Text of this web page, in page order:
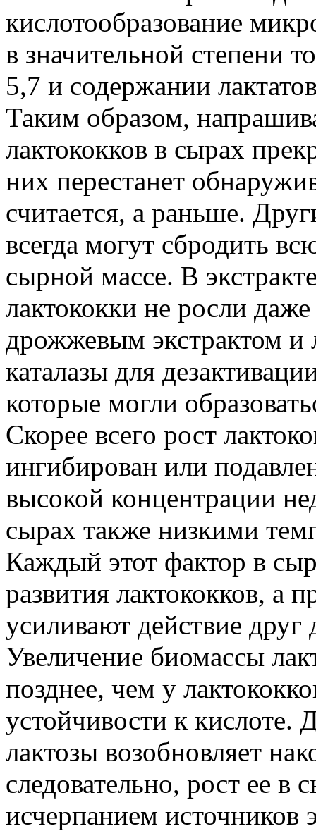
кислотообразование
в значительной степени
5,7 и содержании
Таким образом,
лактококков в сырах
них перестанет
считается, а раньше.
всегда могут сбродить
сырной массе. В
лактококки не росли
дрожжевым экстрактом и
каталазы для
которые могли
Скорее всего рост
ингибирован или
высокой концентрации
сырах также низкими
Каждый этот фактор в
развития лактококков, а
усиливают действие друг
Увеличение биомассы
позднее, чем у
устойчивости к кислоте.
лактозы возобновляет
следовательно, рост ее в
исчерпанием источников